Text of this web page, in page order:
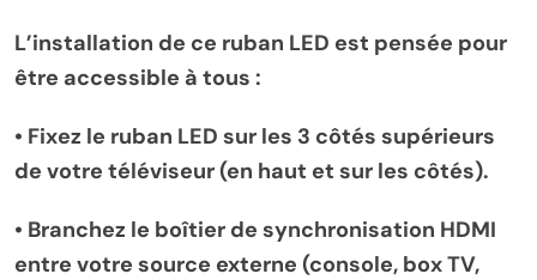
L’installation de ce ruban LED est pensée pour
être accessible à tous :
• Fixez le ruban LED sur les 3 côtés supérieurs
de votre téléviseur (en haut et sur les côtés).
• Branchez le boîtier de synchronisation HDMI
entre votre source externe (console, box TV,